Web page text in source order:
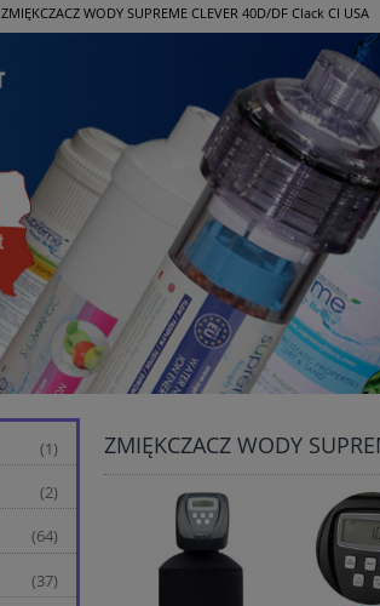
ZMIĘKCZACZ WODY SUPREME CLEVER 40D/DF Clack CI USA
(1)
(2)
(64)
(37)
ZMIĘKCZACZ WODY